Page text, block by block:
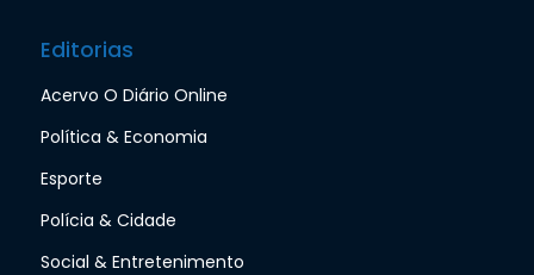
Editorias
Acervo O Diário Online
Política & Economia
Esporte
Polícia & Cidade
Social & Entretenimento